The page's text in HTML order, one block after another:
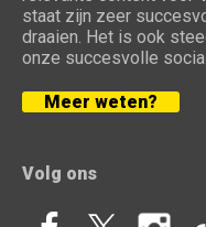
staat zijn zeer
draaien. Het is ook
onze succesvolle
Meer weten?
Volg ons